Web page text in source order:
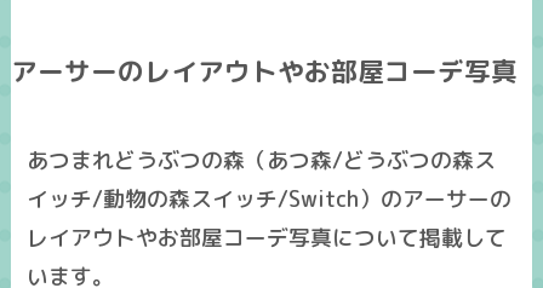
アーサーのレイアウトやお部屋コーデ写真
あつまれどうぶつの森（あつ森/どうぶつの森ス
イッチ/動物の森スイッチ/Switch）のアーサーの
レイアウトやお部屋コーデ写真について掲載して
います。